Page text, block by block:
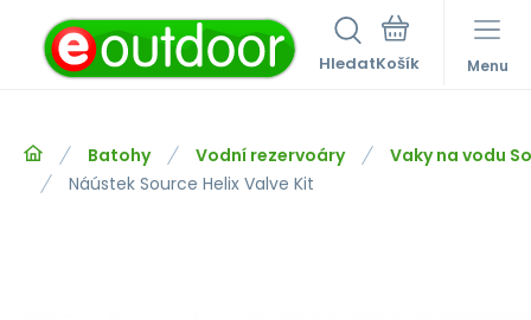
Hledat Menu
Batohy Vodní rezervoáry
Vaky na vodu
Náústek Source Helix Valve Kit